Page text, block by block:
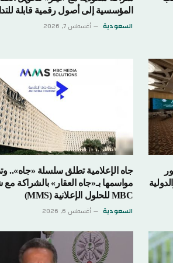
المؤسسية إلى أصول رقمية قابلة للتداول
السعودية أغسطس 7, 2026
جاه الإعلامية تطلق سلسلة «جاه».. وتدشن
مواسمها بـ«جاه العقار» بالشراكة مع شركة
السعودية أغسطس 6, 2026